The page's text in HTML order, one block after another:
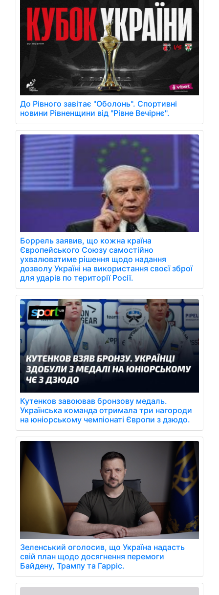
До Рівного завітає "Оболонь". Спортивні
новини Рівненщини від "Рівне Вечірнє".
Боррель заявив, що кожна країна
Європейського Союзу самостійно
ухвалюватиме рішення щодо надання
дозволу Україні на використання своєї зброї
для ударів по території Росії.
Кутенков завоював бронзову медаль.
Українська команда отримала три нагороди
на юніорському чемпіонаті Європи з дзюдо.
Зеленський оголосив, що Україна надасть
свій план щодо досягнення перемоги
Байдену, Трампу та Гарріс.